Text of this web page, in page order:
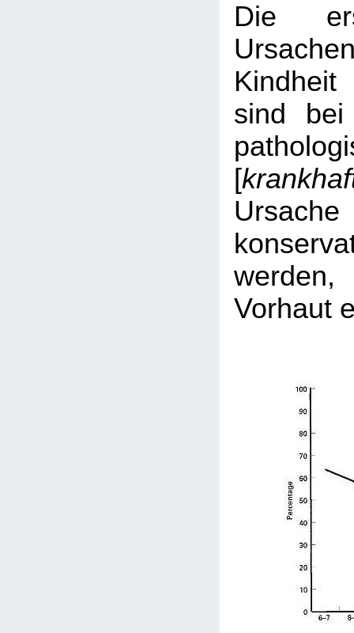
Die
sind
[
Vorhaut